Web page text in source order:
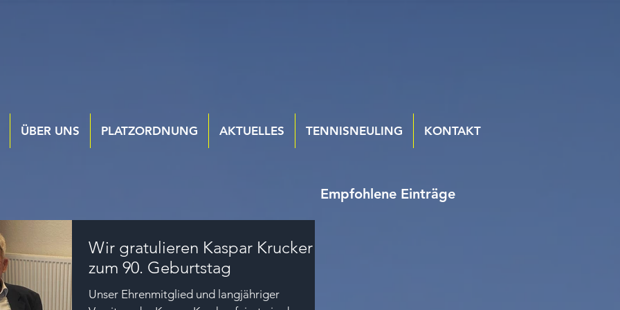
Empfohlene Einträge
Wir gratulieren Kaspar Krucker
zum 90. Geburtstag
Unser Ehrenmitglied und langjähriger
ÜBER UNS PLATZORDNUNG AKTUELLES TENNISNEULING KONTAKT